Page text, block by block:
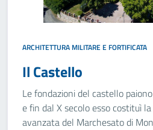
ARCHITETTURA MILITARE E FORTIFICATA
Il Castello
Le fondazioni del castello
e fin dal X secolo esso costituì
avanzata del Marchesato di